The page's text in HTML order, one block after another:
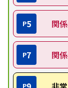
P5 関
P7 関
P